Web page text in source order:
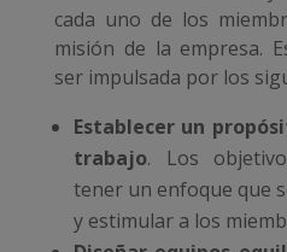
cada uno de los
misión de la empresa.
ser impulsada por los
Establecer un
trabajo. Los
tener un enfoque que
y estimular a los